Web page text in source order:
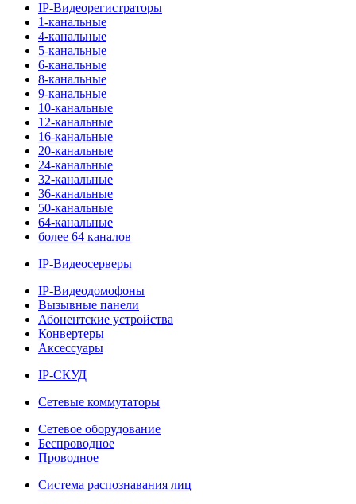
IP-Видеорегистраторы
1-канальные
4-канальные
5-канальные
6-канальные
8-канальные
9-канальные
10-канальные
12-канальные
16-канальные
20-канальные
24-канальные
32-канальные
36-канальные
50-канальные
64-канальные
более 64 каналов
IP-Видеосерверы
IP-Видеодомофоны
Вызывные панели
Абонентские устройства
Конвертеры
Аксессуары
IP-СКУД
Сетевые коммутаторы
Сетевое оборудование
Беспроводное
Проводное
Система распознавания лиц